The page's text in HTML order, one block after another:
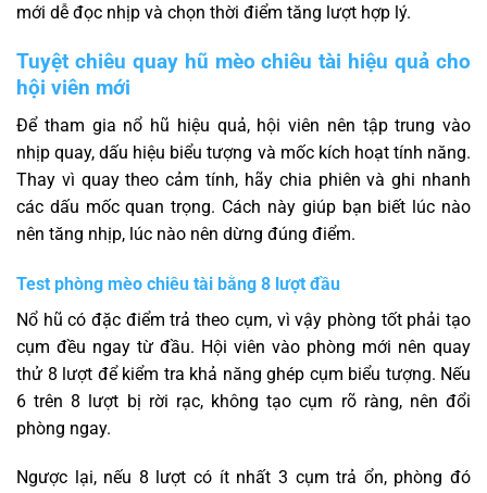
mới dễ đọc nhịp và chọn thời điểm tăng lượt hợp lý.
Tuyệt chiêu quay hũ mèo chiêu tài hiệu quả cho
hội viên mới
Để tham gia nổ hũ hiệu quả, hội viên nên tập trung vào
nhịp quay, dấu hiệu biểu tượng và mốc kích hoạt tính năng.
Thay vì quay theo cảm tính, hãy chia phiên và ghi nhanh
các dấu mốc quan trọng. Cách này giúp bạn biết lúc nào
nên tăng nhịp, lúc nào nên dừng đúng điểm.
Test phòng mèo chiêu tài bằng 8 lượt đầu
Nổ hũ có đặc điểm trả theo cụm, vì vậy phòng tốt phải tạo
cụm đều ngay từ đầu. Hội viên vào phòng mới nên quay
thử 8 lượt để kiểm tra khả năng ghép cụm biểu tượng. Nếu
6 trên 8 lượt bị rời rạc, không tạo cụm rõ ràng, nên đổi
phòng ngay.
Ngược lại, nếu 8 lượt có ít nhất 3 cụm trả ổn, phòng đó